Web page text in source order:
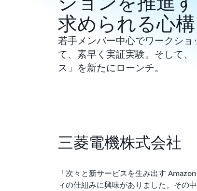
求められる心
若手メンバー中心でワークシ
て、素早く実証実験。そして
ス」を新たにローンチ。
三菱電機株式会社
「次々と新サービスを生み出す
ィの仕組みに興味がありました。その